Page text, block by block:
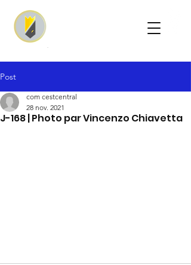
Post
J-168 | Photo par Vincenzo Chiavetta
com cestcentral
28 nov. 2021